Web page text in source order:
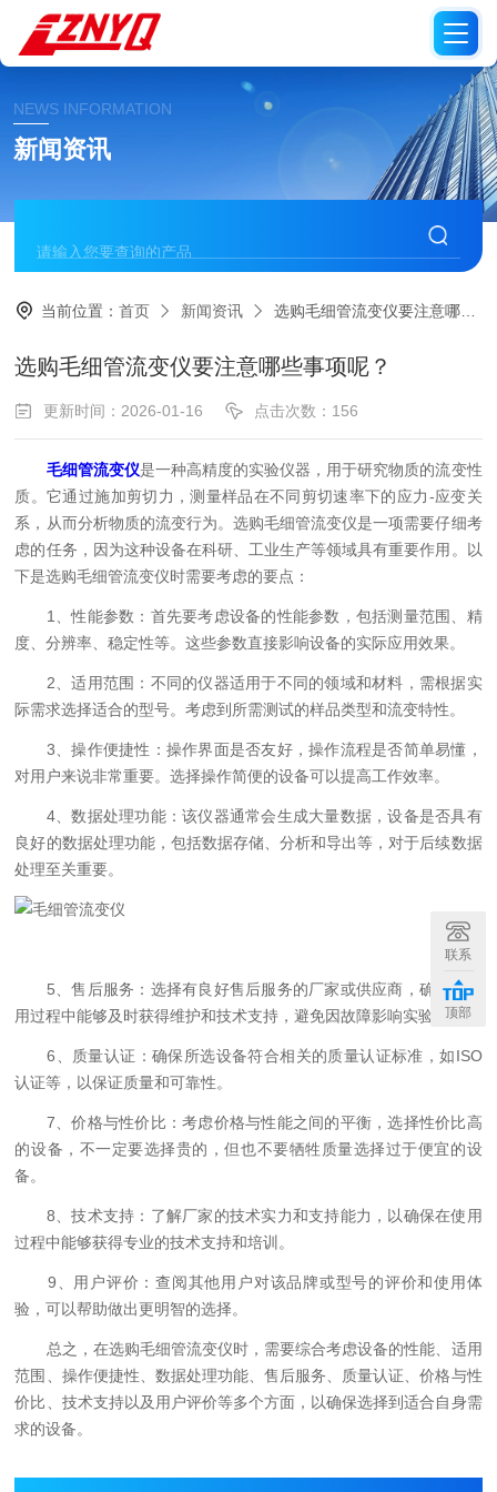
NEWS INFORMATION
新闻资讯
当前位置：首页 新闻资讯 选购毛细管流变仪要注意哪些事项呢？
选购毛细管流变仪要注意哪些事项呢？
更新时间：2026-01-16 点击次数：156
毛细管流变仪是一种高精度的实验仪器，用于研究物质的流变性
质。它通过施加剪切力，测量样品在不同剪切速率下的应力-应变关
系，从而分析物质的流变行为。选购毛细管流变仪是一项需要仔细考
虑的任务，因为这种设备在科研、工业生产等领域具有重要作用。以
下是选购毛细管流变仪时需要考虑的要点：
1、性能参数：首先要考虑设备的性能参数，包括测量范围、精
度、分辨率、稳定性等。这些参数直接影响设备的实际应用效果。
2、适用范围：不同的仪器适用于不同的领域和材料，需根据实
际需求选择适合的型号。考虑到所需测试的样品类型和流变特性。
3、操作便捷性：操作界面是否友好，操作流程是否简单易懂，
对用户来说非常重要。选择操作简便的设备可以提高工作效率。
4、数据处理功能：该仪器通常会生成大量数据，设备是否具有
良好的数据处理功能，包括数据存储、分析和导出等，对于后续数据
处理至关重要。
5、售后服务：选择有良好售后服务的厂家或供应商，确保在使
用过程中能够及时获得维护和技术支持，避免因故障影响实验进度。
6、质量认证：确保所选设备符合相关的质量认证标准，如ISO
认证等，以保证质量和可靠性。
7、价格与性价比：考虑价格与性能之间的平衡，选择性价比高
的设备，不一定要选择贵的，但也不要牺牲质量选择过于便宜的设
备。
8、技术支持：了解厂家的技术实力和支持能力，以确保在使用
过程中能够获得专业的技术支持和培训。
9、用户评价：查阅其他用户对该品牌或型号的评价和使用体
验，可以帮助做出更明智的选择。
总之，在选购毛细管流变仪时，需要综合考虑设备的性能、适用
范围、操作便捷性、数据处理功能、售后服务、质量认证、价格与性
价比、技术支持以及用户评价等多个方面，以确保选择到适合自身需
求的设备。
联系
顶部